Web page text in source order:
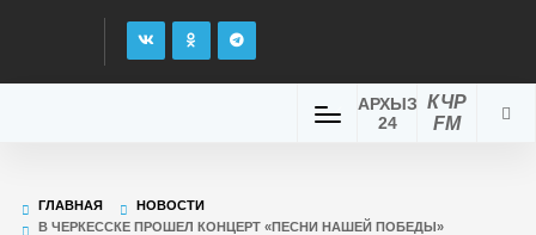
КЧР
FM
АРХЫЗ
24
ГЛАВНАЯ
НОВОСТИ
В ЧЕРКЕССКЕ ПРОШЕЛ КОНЦЕРТ «ПЕСНИ НАШЕЙ ПОБЕДЫ»